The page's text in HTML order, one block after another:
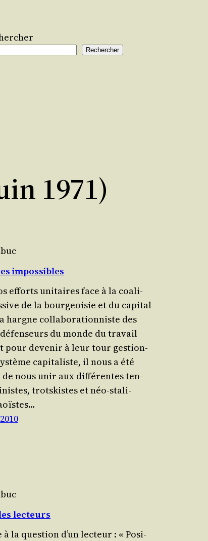
Rechercher
1971)
impossibles
efforts uni­taires face à la coa­li­
de la bour­geoi­sie et du capi­tal
hargne col­la­bo­ra­tion­niste des
du monde du tra­vail
pour deve­nir à leur tour ges­tion­
capi­ta­liste, il nous a été
de nous unir aux dif­fé­rentes ten­
trots­kistes et néo-sta­li­
lecteurs
à la ques­tion d’un lec­teur : « Posi­